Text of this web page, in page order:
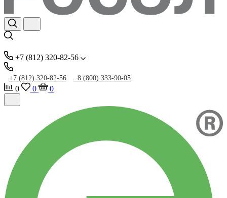
+7 (812) 320-82-56
+7 (812) 320-82-56 8 (800) 333-90-05
0 0 0